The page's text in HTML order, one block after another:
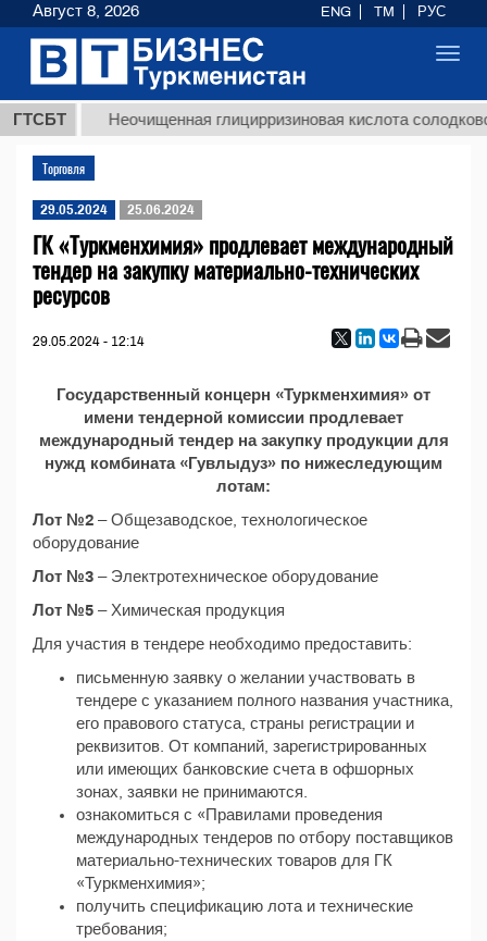
ГТСБТ
ТМТ Неочищенная глицирризиновая кислота
Торговля
29.05.2024 25.06.2024
ГК «Туркменхимия» продлевает международный
тендер на закупку материально-технических
ресурсов
29.05.2024 - 12:14
Государственный концерн «Туркменхимия» от
имени тендерной комиссии продлевает
международный тендер на закупку продукции для
нужд комбината «Гувлыдуз» по нижеследующим
лотам:
Лот №2 – Общезаводское, технологическое
оборудование
Лот №3 – Электротехническое оборудование
Лот №5 – Химическая продукция
Для участия в тендере необходимо предоставить:
письменную заявку о желании участвовать в
тендере с указанием полного названия участника,
его правового статуса, страны регистрации и
реквизитов. От компаний, зарегистрированных
или имеющих банковские счета в офшорных
зонах, заявки не принимаются.
ознакомиться с «Правилами проведения
международных тендеров по отбору поставщиков
материально-технических товаров для ГК
«Туркменхимия»;
получить спецификацию лота и технические
требования;
Август 8, 2026 ENG TM РУС